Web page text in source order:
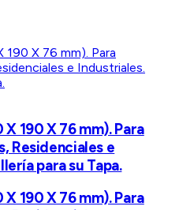
190 X 76 mm). Para
Residenciales e
para su Tapa.
190 X 76 mm). Para